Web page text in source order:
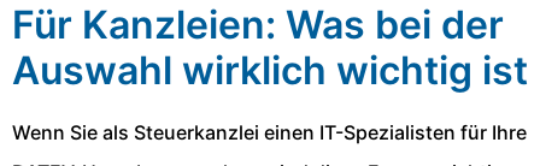
Für Kanzleien: Was bei der
Auswahl wirklich wichtig ist
Wenn Sie als Steuerkanzlei einen IT-Spezialisten für Ihre